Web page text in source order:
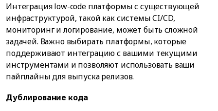
Интеграция low-code платформы с существующей
инфраструктурой, такой как системы CI/CD,
мониторинг и логирование, может быть сложной
задачей. Важно выбирать платформы, которые
поддерживают интеграцию с вашими текущими
инструментами и позволяют использовать ваши
пайплайны для выпуска релизов.
Дублирование кода